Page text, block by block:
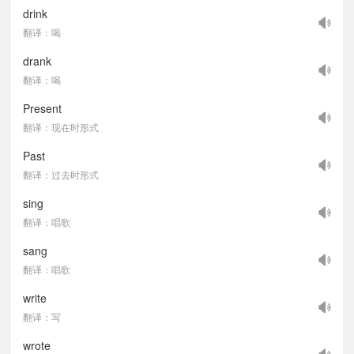
drink
翻译：喝
drank
翻译：喝
Present
翻译：现在时形式
Past
翻译：过去时形式
sing
翻译：唱歌
sang
翻译：唱歌
write
翻译：写
wrote